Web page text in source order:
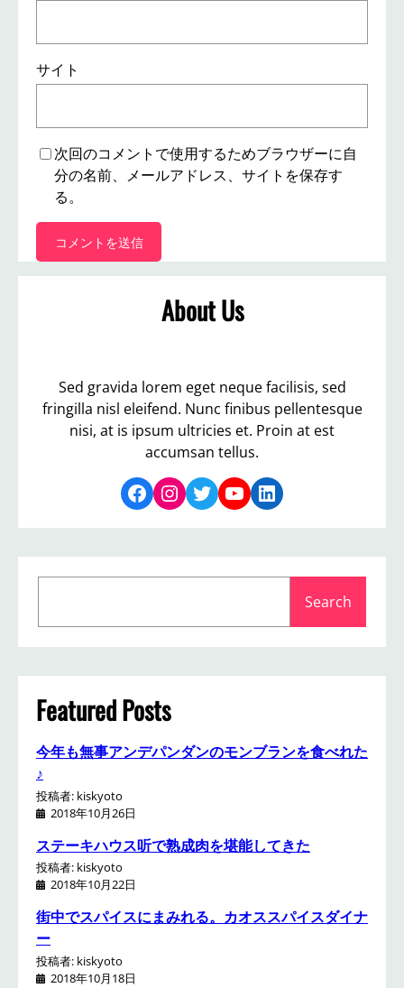
サイト
次回のコメントで使用するためブラウザーに自
分の名前、メールアドレス、サイトを保存す
る。
About Us
Sed gravida lorem eget neque facilisis, sed
fringilla nisl eleifend. Nunc finibus pellentesque
nisi, at is ipsum ultricies et. Proin at est
accumsan tellus.
Facebook Instagram Twitter YouTube LinkedIn
a
r
c
h
Search
Featured Posts
今年も無事アンデパンダンのモンブランを食べれた
♪
投稿者: kiskyoto
2018年10月26日
ステーキハウス听で熟成肉を堪能してきた
投稿者: kiskyoto
2018年10月22日
街中でスパイスにまみれる。カオススパイスダイナ
ー
投稿者: kiskyoto
2018年10月18日